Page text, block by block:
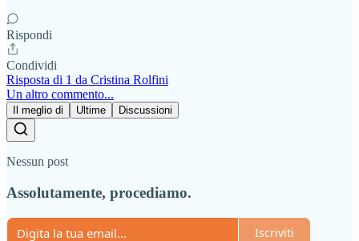
Rispondi
Condividi
Risposta di 1 da Cristina Rolfini
Un altro commento...
Il meglio di Ultime Discussioni
Nessun post
Assolutamente, procediamo.
Iscriviti